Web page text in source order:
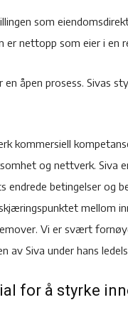
som
er nettopp som eier i en
åpen prosess. Sivas
kommersiell
og nettverk.
betingelser og
mellom
Vi er svært
av Siva under hans
for å styrke